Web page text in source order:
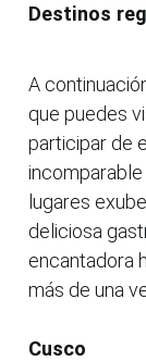
Destinos
A
que puedes
participar de
incomparable
lugares
deliciosa
encantadora
más de una
Cusco